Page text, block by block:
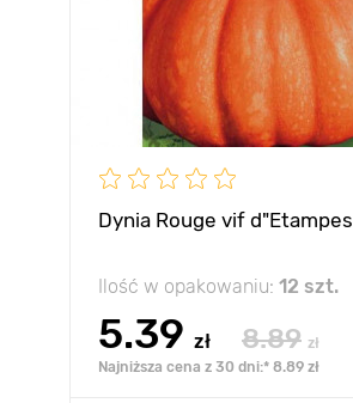
Dynia Rouge vif d"Etampes
Ilość w opakowaniu: 12 szt.
5.39 zł 8.89 zł
Najniższa cena z 30 dni:* 8.89 zł